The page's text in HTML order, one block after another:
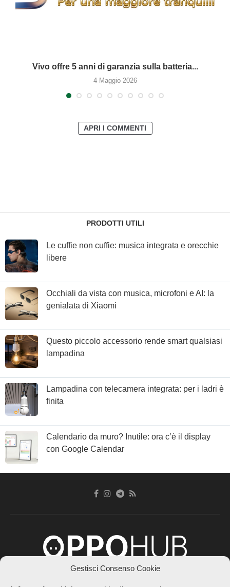
Gestisci Consenso Cookie
Vivo offre 5 anni di garanzia sulla batteria...
4 Maggio 2026
APRI I COMMENTI
PRODOTTI UTILI
Le cuffie non cuffie: musica integrata e orecchie
libere
Occhiali da vista con musica, microfoni e AI: la
genialata di Xiaomi
Questo piccolo accessorio rende smart qualsiasi
lampadina
Lampadina con telecamera integrata: per i ladri è
finita
Calendario da muro? Inutile: ora c’è il display
con Google Calendar